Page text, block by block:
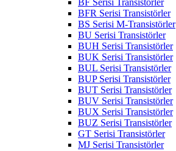
BF Serisi Transistörler
BFR Serisi Transistörler
BS Serisi M-Transistörler
BU Serisi Transistörler
BUH Serisi Transistörler
BUK Serisi Transistörler
BUL Serisi Transistörler
BUP Serisi Transistörler
BUT Serisi Transistörler
BUV Serisi Transistörler
BUX Serisi Transistörler
BUZ Serisi Transistörler
GT Serisi Transistörler
MJ Serisi Transistörler